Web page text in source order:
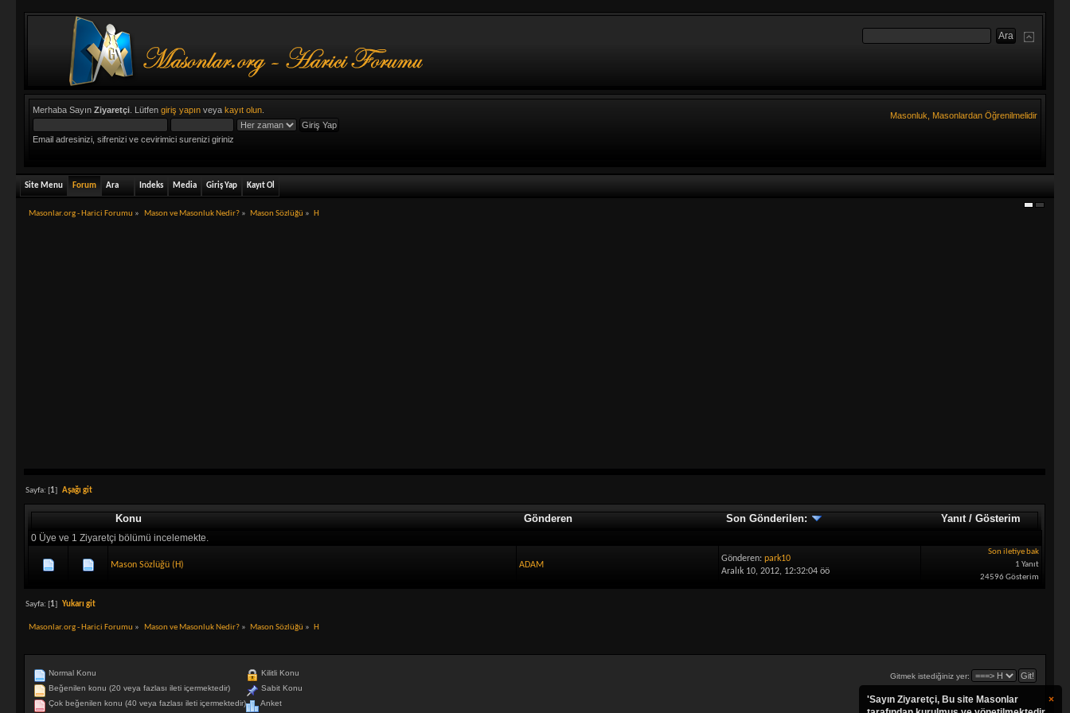
Merhaba SayınZiyaretçi . Lütfengiriş yapın veyakayıt olun
Email adresinizi, sifrenizi ve cevirimici surenizi giriniz
Masonluk, Masonlardan Öğrenilmelidir
Site Menu Forum Ara Indeks Media Giriş Yap Kayıt Ol
Masonlar.org - Harici Forumu » Mason ve Masonluk Nedir?» Mason Sözlüğü » H
Sayfa: [1]Aşağı git
Konu Gönderen Son Gönderilen: Yanıt/Gösterim
0 Üye ve 1 Ziyaretçi bölümü incelemekte.
Mason Sözlüğü (H) ADAM
Gönderen:park10
Aralık 10, 2012, 12:32:04 öö
Son iletiye bak
1 Yanıt
24596 Gösterim
Sayfa: [1]Yukarı git
Masonlar.org - Harici Forumu » Mason ve Masonluk Nedir?» Mason Sözlüğü » H
Gitmek istediğiniz yer:
Normal Konu
Beğenilen konu (20 veya fazlası ileti içermektedir)
Çok beğenilen konu (40 veya fazlası ileti içermektedir)
Kilitli Konu
Sabit Konu
Anket
×
'Sayın Ziyaretçi, Bu site Masonlar